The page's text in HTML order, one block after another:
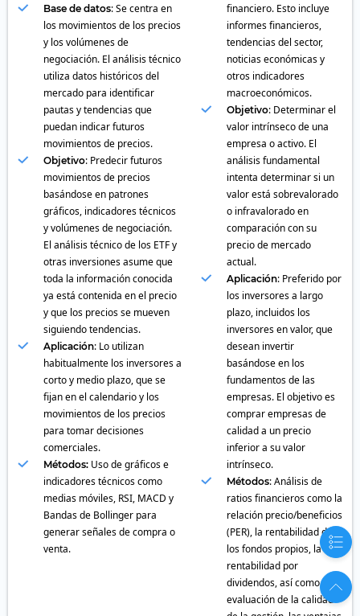
Base de datos: Se centra en
los movimientos de los precios
y los volúmenes de
negociación. El análisis técnico
utiliza datos históricos del
mercado para identificar
pautas y tendencias que
puedan indicar futuros
movimientos de precios.
Objetivo: Predecir futuros
movimientos de precios
basándose en patrones
gráficos, indicadores técnicos
y volúmenes de negociación.
El análisis técnico de los ETF y
otras inversiones asume que
toda la información conocida
ya está contenida en el precio
y que los precios se mueven
siguiendo tendencias.
Aplicación: Lo utilizan
habitualmente los inversores a
corto y medio plazo, que se
fijan en el calendario y los
movimientos de los precios
para tomar decisiones
comerciales.
Métodos: Uso de gráficos e
indicadores técnicos como
medias móviles, RSI, MACD y
Bandas de Bollinger para
generar señales de compra o
venta.
financiero. Esto incluye
informes financieros,
tendencias del sector,
noticias económicas y
otros indicadores
macroeconómicos.
Objetivo: Determinar el
valor intrínseco de una
empresa o activo. El
análisis fundamental
intenta determinar si un
valor está sobrevalorado
o infravalorado en
comparación con su
precio de mercado
actual.
Aplicación: Preferido por
los inversores a largo
plazo, incluidos los
inversores en valor, que
desean invertir
basándose en los
fundamentos de las
empresas. El objetivo es
comprar empresas de
calidad a un precio
inferior a su valor
intrínseco.
Métodos: Análisis de
ratios financieros como la
relación precio/beneficios
(PER), la rentabilidad de
los fondos propios, la
rentabilidad por
dividendos, así como la
evaluación de la calidad